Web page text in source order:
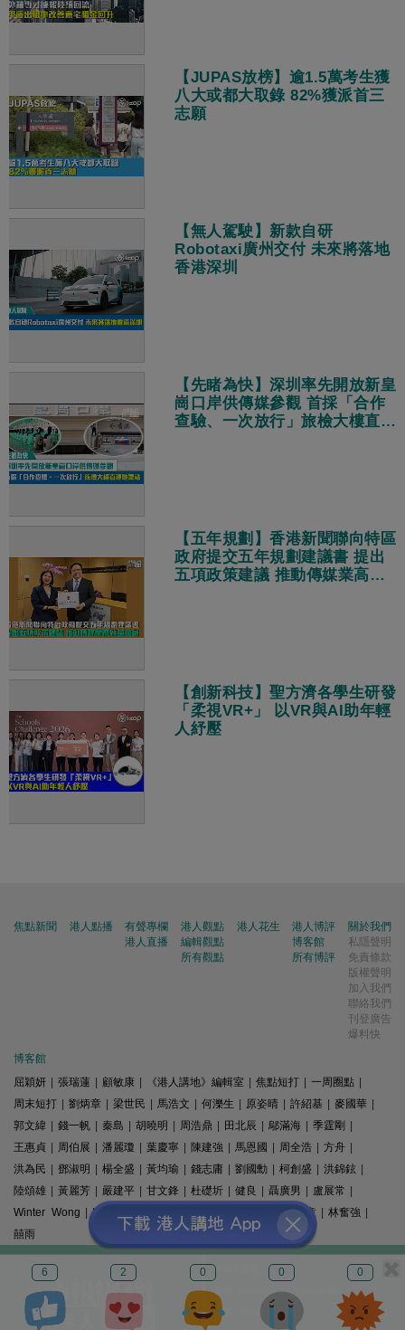
6 2 0 0 0
【JUPAS放榜】逾1.5萬考生獲
八大或都大取錄 82%獲派首三
志願
【無人駕駛】新款自研
Robotaxi廣州交付 未來將落地
香港深圳
【先睹為快】深圳率先開放新皇
崗口岸供傳媒參觀 首採「合作
查驗、一次放行」旅檢大樓直連
【五年規劃】香港新聞聯向特區
政府提交五年規劃建議書 提出
五項政策建議 推動傳媒業高質
【創新科技】聖方濟各學生研發
「柔視VR+」 以VR與AI助年輕
人紓壓
焦點新聞 港人點播
有聲專欄
港人直播
港人觀點
編輯觀點
所有觀點
港人花生
港人博評
博客館
所有博評
關於我們
私隱聲明
免責條款
版權聲明
加入我們
聯絡我們
刊登廣告
爆料快
博客館
屈穎妍
張瑞蓮 顧敏康 《港人講地》編輯室 焦點短打 一周圈點
周末短打
劉炳章 梁世民 馬浩文 何濼生 原姿晴 許紹基 麥國華
郭文緯
錢一帆 秦島 胡曉明 周浩鼎 田北辰 鄔滿海 季霆剛
王惠貞
周伯展 潘麗瓊 葉慶寧 陳建強 馬恩國 周全浩 方舟
洪為民
鄧淑明 楊全盛 黃均瑜 錢志庸 劉國勳 柯創盛 洪錦鉉
陸頌雄
黃麗芳 嚴建平 甘文鋒 杜礎圻 健良 聶廣男 盧展常
Winter Wong
K2 梁文新 羅崑 姚銘 精選文章 林奮強
囍雨
© 港人講地
電郵: speakout@speakout.hk
傳真: 85228041301